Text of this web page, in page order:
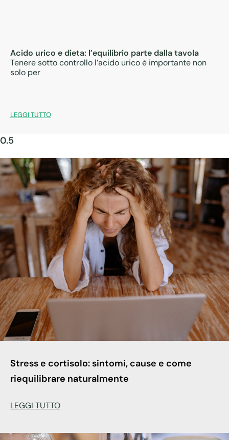
Acido urico e dieta: l’equilibrio parte dalla tavola
Tenere sotto controllo l’acido urico è importante non
solo per
LEGGI TUTTO
Stress e cortisolo: sintomi, cause e come
riequilibrare naturalmente
LEGGI TUTTO